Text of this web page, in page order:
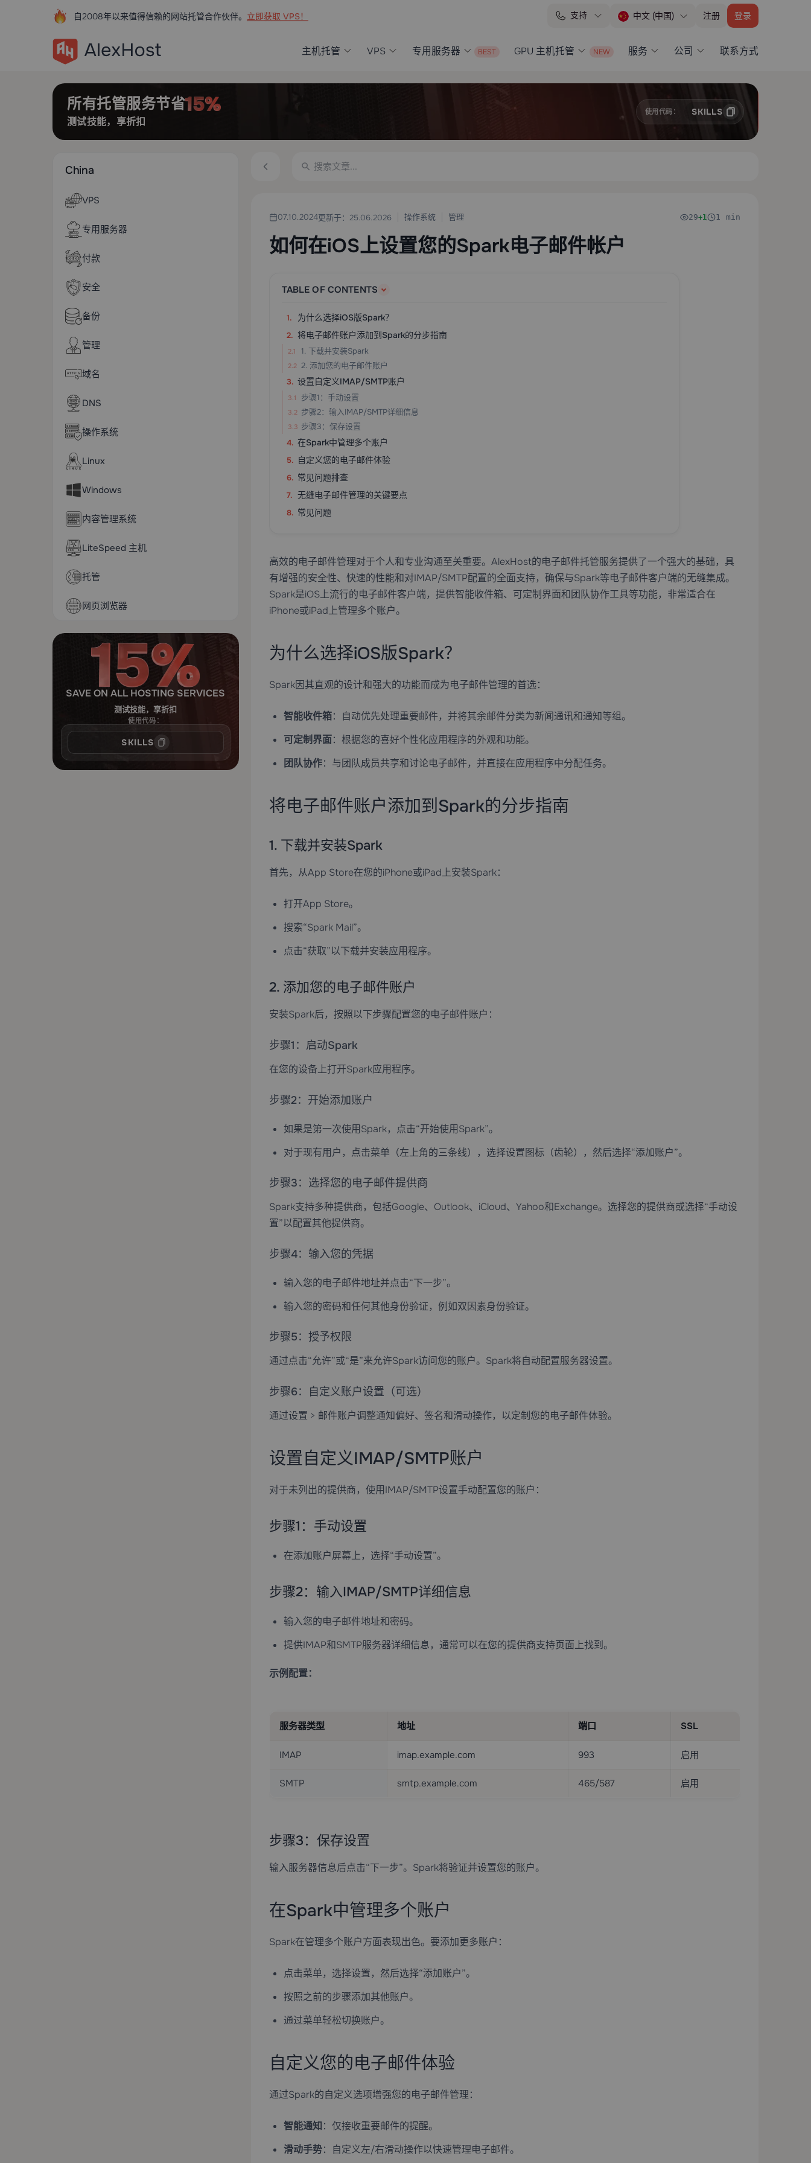
自2008年以来值得信赖的网站托管合作伙伴。 立即获取 VPS！ 支持 中文 (中国) 注册 登录
主机托管 VPS 专用服务器 GPU 主机托管 服务 公司 联系方式
所有托管服务节省
测试技能，享折扣
使用代码： SKILLS
China
VPS
专用服务器
付款
安全
备份
管理
域名
DNS
操作系统
Linux
Windows
内容管理系统
LiteSpeed 主机
托管
网页浏览器
SAVE ON ALL HOSTING SERVICES
测试技能，享折扣
使用代码：
SKILLS
07.10.2024更新于：25.06.2026 操作系统 管理 29+1 1 min
如何在iOS上设置您的Spark电子邮件帐户
TABLE OF CONTENTS
为什么选择iOS版Spark？
将电子邮件账户添加到Spark的分步指南
1. 下载并安装Spark
2. 添加您的电子邮件账户
设置自定义IMAP/SMTP账户
步骤1：手动设置
步骤2：输入IMAP/SMTP详细信息
步骤3：保存设置
在Spark中管理多个账户
自定义您的电子邮件体验
常见问题排查
无缝电子邮件管理的关键要点
常见问题
高效的电子邮件管理对于个人和专业沟通至关重要。AlexHost的电子邮件托管服务提供了一个强大的基础，具
有增强的安全性、快速的性能和对IMAP/SMTP配置的全面支持，确保与Spark等电子邮件客户端的无缝集成。
Spark是iOS上流行的电子邮件客户端，提供智能收件箱、可定制界面和团队协作工具等功能，非常适合在
iPhone或iPad上管理多个账户。
为什么选择iOS版Spark？
Spark因其直观的设计和强大的功能而成为电子邮件管理的首选：
智能收件箱：自动优先处理重要邮件，并将其余邮件分类为新闻通讯和通知等组。
可定制界面：根据您的喜好个性化应用程序的外观和功能。
团队协作：与团队成员共享和讨论电子邮件，并直接在应用程序中分配任务。
将电子邮件账户添加到Spark的分步指南
1. 下载并安装Spark
首先，从App Store在您的iPhone或iPad上安装Spark：
打开App Store。
搜索“Spark Mail”。
点击“获取”以下载并安装应用程序。
2. 添加您的电子邮件账户
安装Spark后，按照以下步骤配置您的电子邮件账户：
步骤1：启动Spark
在您的设备上打开Spark应用程序。
步骤2：开始添加账户
如果是第一次使用Spark，点击“开始使用Spark”。
对于现有用户，点击菜单（左上角的三条线），选择设置图标（齿轮），然后选择“添加账户”。
步骤3：选择您的电子邮件提供商
Spark支持多种提供商，包括Google、Outlook、iCloud、Yahoo和Exchange。选择您的提供商或选择“手动设
置”以配置其他提供商。
步骤4：输入您的凭据
输入您的电子邮件地址并点击“下一步”。
输入您的密码和任何其他身份验证，例如双因素身份验证。
步骤5：授予权限
通过点击“允许”或“是”来允许Spark访问您的账户。Spark将自动配置服务器设置。
步骤6：自定义账户设置（可选）
通过设置 > 邮件账户调整通知偏好、签名和滑动操作，以定制您的电子邮件体验。
设置自定义IMAP/SMTP账户
对于未列出的提供商，使用IMAP/SMTP设置手动配置您的账户：
步骤1：手动设置
在添加账户屏幕上，选择“手动设置”。
步骤2：输入IMAP/SMTP详细信息
输入您的电子邮件地址和密码。
提供IMAP和SMTP服务器详细信息，通常可以在您的提供商支持页面上找到。
示例配置：
服务器类型 地址 端口 SSL
IMAP imap.example.com 993 启用
SMTP smtp.example.com 465/587 启用
步骤3：保存设置
输入服务器信息后点击“下一步”。Spark将验证并设置您的账户。
在Spark中管理多个账户
Spark在管理多个账户方面表现出色。要添加更多账户：
点击菜单，选择设置，然后选择“添加账户”。
按照之前的步骤添加其他账户。
通过菜单轻松切换账户。
自定义您的电子邮件体验
通过Spark的自定义选项增强您的电子邮件管理：
智能通知 ：仅接收重要邮件的提醒。
滑动手势：自定义左/右滑动操作以快速管理电子邮件。